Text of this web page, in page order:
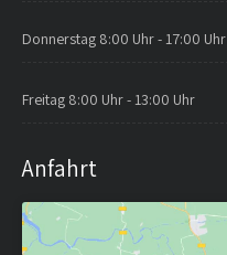
Donnerstag 8:00 Uhr - 17:00 Uhr
Freitag 8:00 Uhr - 13:00 Uhr
Anfahrt